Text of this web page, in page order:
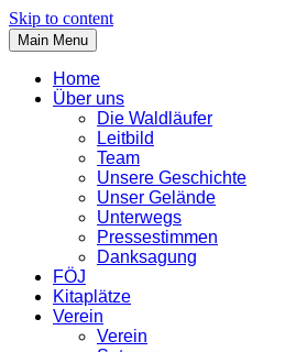
Skip to content
Main Menu
Home
Über uns
Die Waldläufer
Leitbild
Team
Unsere Geschichte
Unser Gelände
Unterwegs
Pressestimmen
Danksagung
FÖJ
Kitaplätze
Verein
Verein